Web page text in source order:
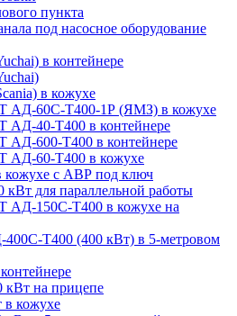
пункта
под насосное оборудование
в контейнере
в кожухе
АД-60С-Т400-1Р (ЯМЗ) в кожухе
АД-40-Т400 в контейнере
АД-600-Т400 в контейнере
АД-60-Т400 в кожухе
кожухе с АВР под ключ
для параллельной работы
АД-150С-Т400 в кожухе на
Т400 (400 кВт) в 5-метровом
кВт на прицепе
в кожухе